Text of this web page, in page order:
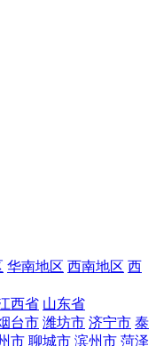
华南地区 西南地区 西
西省 山东省
台市 潍坊市 济宁市 泰
市 聊城市 滨州市 菏泽